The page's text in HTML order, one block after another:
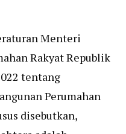
Menteri
Rakyat Republik
tentang
Perumahan
disebutkan,